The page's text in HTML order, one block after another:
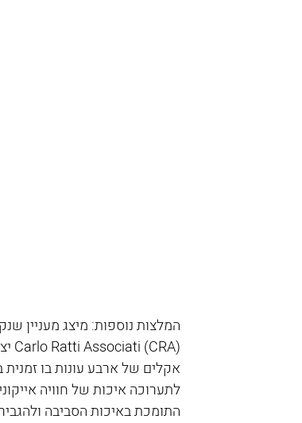
אקלים של ארבע עונות בו זמנית
לתערוכה איכות של חוויה
התומכת באיכות הסביבה